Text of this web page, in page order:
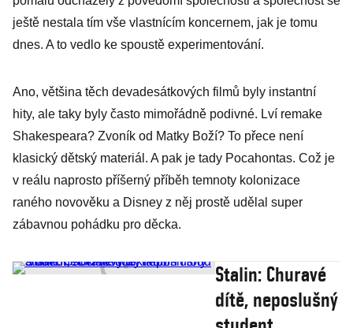
ještě nestala tím vše vlastnícím koncernem, jak je tomu
dnes. A to vedlo ke spoustě experimentování.
Ano, většina těch devadesátkových filmů byly instantní
hity, ale taky byly často mimořádně podivné. Lví remake
Shakespeara? Zvoník od Matky Boží? To přece není
klasický dětský materiál. A pak je tady Pocahontas. Což je
v reálu naprosto příšerný příběh temnoty kolonizace
raného novověku a Disney z něj prostě udělal super
zábavnou pohádku pro děcka.
Stalin: Churavé
dítě, neposlušný